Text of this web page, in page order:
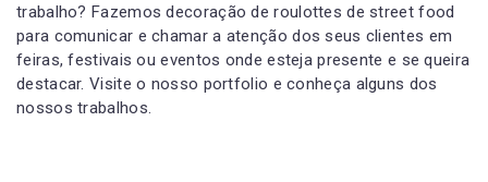
trabalho? Fazemos decoração de roulottes de street food
para comunicar e chamar a atenção dos seus clientes em
feiras, festivais ou eventos onde esteja presente e se queira
destacar. Visite o nosso portfolio e conheça alguns dos
nossos trabalhos.